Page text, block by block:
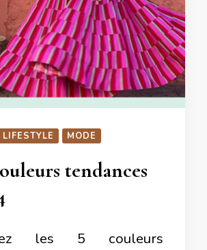
LIFESTYLE MODE
tendances
les 5 couleurs